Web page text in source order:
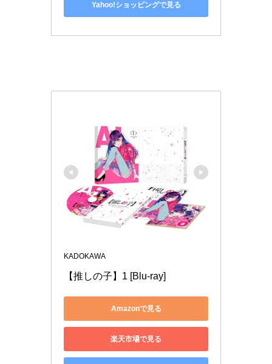
Yahoo!ショッピングで見る
KADOKAWA
【推しの子】1 [Blu-ray]
Amazonで見る
楽天市場で見る